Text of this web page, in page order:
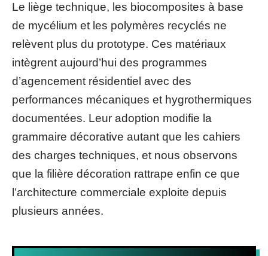
Le liège technique, les biocomposites à base
de mycélium et les polymères recyclés ne
relèvent plus du prototype. Ces matériaux
intègrent aujourd’hui des programmes
d’agencement résidentiel avec des
performances mécaniques et hygrothermiques
documentées. Leur adoption modifie la
grammaire décorative autant que les cahiers
des charges techniques, et nous observons
que la filière décoration rattrape enfin ce que
l’architecture commerciale exploite depuis
plusieurs années.